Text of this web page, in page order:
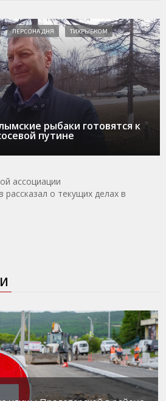
рыбаки готовятся к
путине
ПЕРСОНА ДНЯ ТИХРЫБКОМ
ассоциации
о текущих делах в